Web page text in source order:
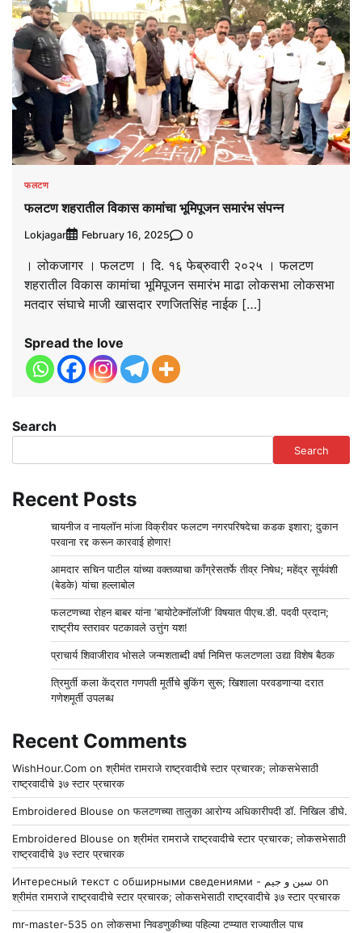
फलटण
फलटण शहरातील विकास कामांचा भूमिपूजन समारंभ संपन्न
Lokjagar February 16, 2025 0
। लोकजागर । फलटण । दि. १६ फेब्रुवारी २०२५ । फलटण
शहरातील विकास कामांचा भूमिपूजन समारंभ माढा लोकसभा लोकसभा
मतदार संघाचे माजी खासदार रणजितसिंह नाईक […]
Spread the love
Search
Search
Recent Posts
चायनीज व नायलॉन मांजा विक्रीवर फलटण नगरपरिषदेचा कडक इशारा; दुकान
परवाना रद्द करून कारवाई होणार!
आमदार सचिन पाटील यांच्या वक्तव्याचा काँग्रेसतर्फे तीव्र निषेध; महेंद्र सूर्यवंशी
(बेडके) यांचा हल्लाबोल
फलटणच्या रोहन बाबर यांना ‘बायोटेक्नॉलॉजी’ विषयात पीएच.डी. पदवी प्रदान;
राष्ट्रीय स्तरावर पटकावले उत्तुंग यश!
प्राचार्य शिवाजीराव भोसले जन्मशताब्दी वर्षा निमित्त फलटणला उद्या विशेष बैठक
त्रिमुर्ती कला केंद्रात गणपती मूर्तींचे बुकिंग सुरू; खिशाला परवडणाऱ्या दरात
गणेशमूर्ती उपलब्ध
Recent Comments
WishHour.Com onश्रीमंत रामराजे राष्ट्रवादीचे स्टार प्रचारक; लोकसभेसाठी
राष्ट्रवादीचे ३७ स्टार प्रचारक
Embroidered Blouse onफलटणच्या तालुका आरोग्य अधिकारीपदी डॉ. निखिल डीघे.
Embroidered Blouse onश्रीमंत रामराजे राष्ट्रवादीचे स्टार प्रचारक; लोकसभेसाठी
राष्ट्रवादीचे ३७ स्टार प्रचारक
Интересный текст с обширными сведениями - سين و جيم on
श्रीमंत रामराजे राष्ट्रवादीचे स्टार प्रचारक; लोकसभेसाठी राष्ट्रवादीचे ३७ स्टार प्रचारक
mr-master-535 onलोकसभा निवडणुकीच्या पहिल्या टप्प्यात राज्यातील पाच